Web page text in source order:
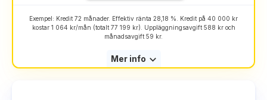
Exempel: Kredit 72 månader. Effektiv ränta 28,18 %. Kredit på 40 000 kr
kostar 1 064 kr/mån (totalt 77 199 kr). Uppläggningsavgift 588 kr och
månadsavgift 59 kr.
Mer info